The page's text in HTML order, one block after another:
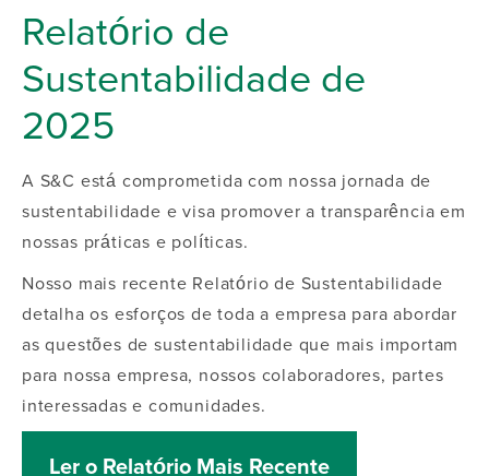
Relatório de
Sustentabilidade de
2025
A S&C está comprometida com nossa jornada de
sustentabilidade e visa promover a transparência em
nossas práticas e políticas.
Nosso mais recente Relatório de Sustentabilidade
detalha os esforços de toda a empresa para abordar
as questões de sustentabilidade que mais importam
para nossa empresa, nossos colaboradores, partes
interessadas e comunidades.
Ler o Relatório Mais Recente